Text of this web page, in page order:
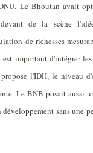
Le Bhoutan avait
de la scène
de richesses
important d'intégrer les
l'IDH, le niveau
Le BNB posait aussi
sans une